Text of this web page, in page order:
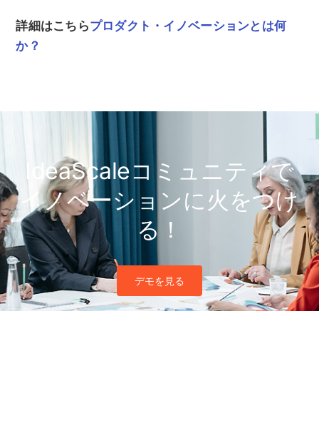
詳細はこちらプロダクト・イノベーションとは何
か？
IdeaScaleコミュニティで
イノベーションに火をつけ
る！
デモを見る